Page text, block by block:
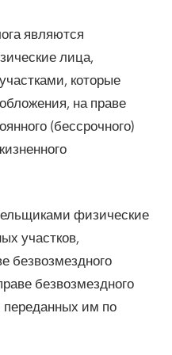
являются
лица,
которые
на праве
(бессрочного)
физические
участков,
безвозмездного
безвозмездного
переданных им по